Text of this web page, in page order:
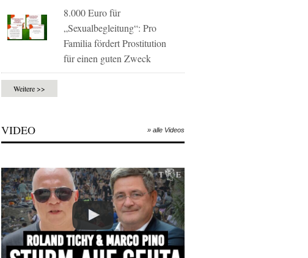
8.000 Euro für
„Sexualbegleitung“: Pro
Familia fördert Prostitution
für einen guten Zweck
Weitere >>
VIDEO » alle Videos